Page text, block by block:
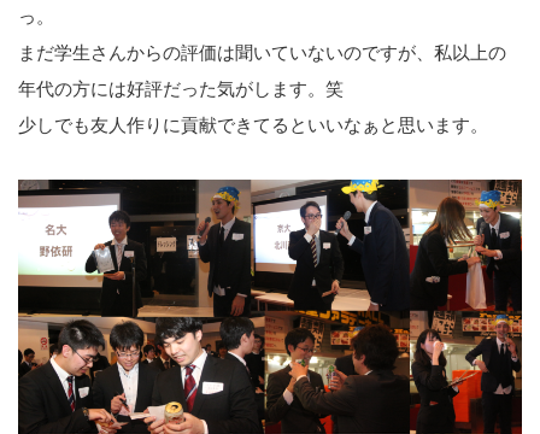
っ。
まだ学生さんからの評価は聞いていないのですが、私以上の
年代の方には好評だった気がします。笑
少しでも友人作りに貢献できてるといいなぁと思います。